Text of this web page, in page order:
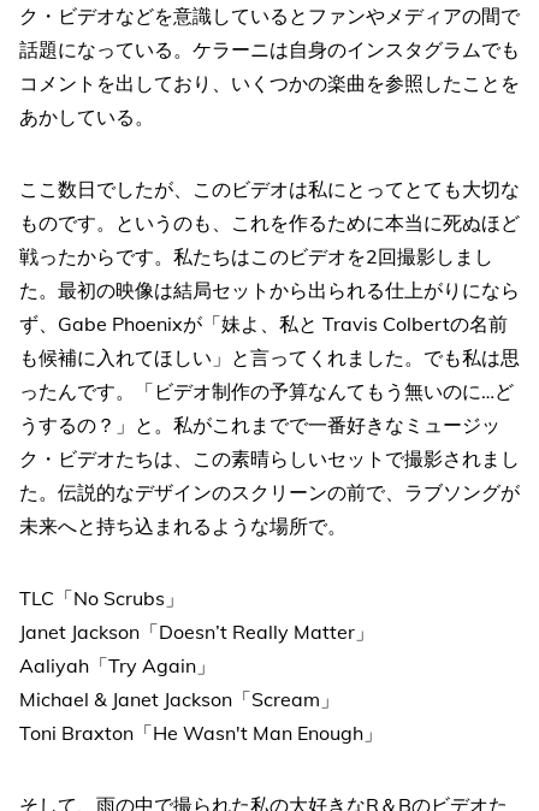
ク・ビデオなどを意識しているとファンやメディアの間で
話題になっている。ケラーニは自身のインスタグラムでも
コメントを出しており、いくつかの楽曲を参照したことを
あかしている。
ここ数日でしたが、このビデオは私にとってとても大切な
ものです。というのも、これを作るために本当に死ぬほど
戦ったからです。私たちはこのビデオを2回撮影しまし
た。最初の映像は結局セットから出られる仕上がりになら
ず、Gabe Phoenixが「妹よ、私と Travis Colbertの名前
も候補に入れてほしい」と言ってくれました。でも私は思
ったんです。「ビデオ制作の予算なんてもう無いのに…ど
うするの？」と。私がこれまでで一番好きなミュージッ
ク・ビデオたちは、この素晴らしいセットで撮影されまし
た。伝説的なデザインのスクリーンの前で、ラブソングが
未来へと持ち込まれるような場所で。
TLC「No Scrubs」
Janet Jackson「Doesn’t Really Matter」
Aaliyah「Try Again」
Michael & Janet Jackson「Scream」
Toni Braxton「He Wasn't Man Enough」
そして、雨の中で撮られた私の大好きなR＆Bのビデオた